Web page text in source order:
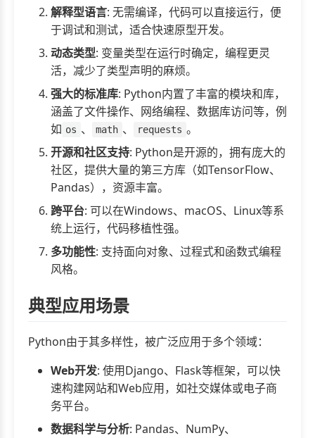
解释型语言: 无需编译，代码可以直接运行，便
于调试和测试，适合快速原型开发。
动态类型: 变量类型在运行时确定，编程更灵
活，减少了类型声明的麻烦。
强大的标准库: Python内置了丰富的模块和库，
涵盖了文件操作、网络编程、数据库访问等，例
如 os 、 math 、 requests 。
开源和社区支持: Python是开源的，拥有庞大的
社区，提供大量的第三方库（如TensorFlow、
Pandas），资源丰富。
跨平台: 可以在Windows、macOS、Linux等系
统上运行，代码移植性强。
多功能性: 支持面向对象、过程式和函数式编程
风格。
典型应用场景
Python由于其多样性，被广泛应用于多个领域：
Web开发: 使用Django、Flask等框架，可以快
速构建网站和Web应用，如社交媒体或电子商
务平台。
数据科学与分析: Pandas、NumPy、